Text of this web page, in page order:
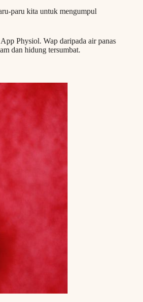
paru kita untuk mengumpul
Physiol. Wap daripada air panas
dan hidung tersumbat.